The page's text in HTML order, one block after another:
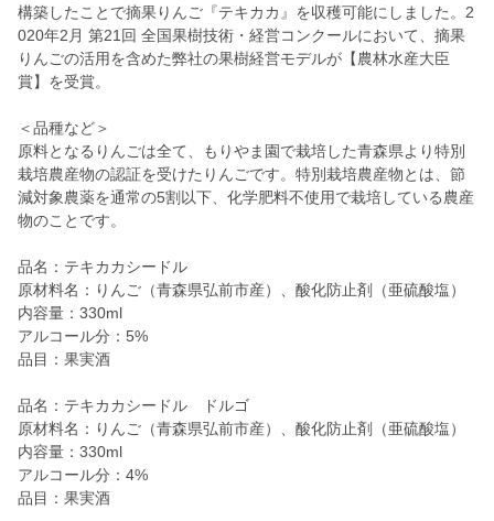
構築したことで摘果りんご『テキカカ』を収穫可能にしました。2
020年2月 第21回 全国果樹技術・経営コンクールにおいて、摘果
りんごの活用を含めた弊社の果樹経営モデルが【農林水産大臣
賞】を受賞。
＜品種など＞
原料となるりんごは全て、もりやま園で栽培した青森県より特別
栽培農産物の認証を受けたりんごです。特別栽培農産物とは、節
減対象農薬を通常の5割以下、化学肥料不使用で栽培している農産
物のことです。
品名：テキカカシードル
原材料名：りんご（青森県弘前市産）、酸化防止剤（亜硫酸塩）
内容量：330ml
アルコール分：5%
品目：果実酒
品名：テキカカシードル ドルゴ
原材料名：りんご（青森県弘前市産）、酸化防止剤（亜硫酸塩）
内容量：330ml
アルコール分：4%
品目：果実酒